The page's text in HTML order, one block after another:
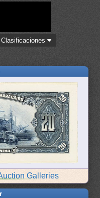
Clasificaciones
Galleries